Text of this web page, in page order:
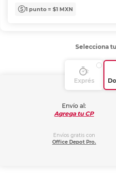
1 punto = $1 MXN
Selecciona
Exprés
Envío al:
Agrega tu CP
Envíos gratis con
Office Depot Pro.